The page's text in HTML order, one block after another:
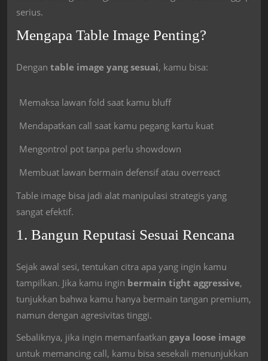
serius.
Mengapa Table Image Penting?
Dengan table image yang sesuai, kamu bisa:
Memaksa lawan fold saat kamu bluff
Mendapatkan call saat kamu pegang kartu kuat
Mengontrol pot tanpa perlu showdown
Membuat lawan bermain defensif atau overreact
Table image bisa jadi alat manipulasi strategis yang
sangat efektif.
1. Bangun Reputasi Sesuai Rencana
Sejak awal sesi, tentukan citra apa yang ingin kamu
tampilkan. Jika kamu ingin bermain tight aggressive,
tunjukkan bahwa kamu hanya bermain tangan premium,
namun dengan agresivitas tinggi.
Sebaliknya, jika ingin memanfaatkan gaya loose image
untuk memancing call, kamu bisa sesekali menunjukkan